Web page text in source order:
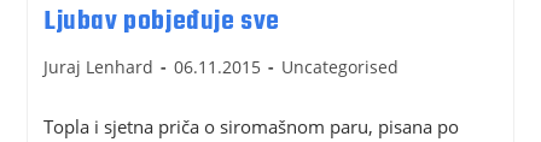
Ljubav pobjeđuje sve
Juraj Lenhard 06.11.2015 Uncategorised
Topla i sjetna priča o siromašnom paru, pisana po